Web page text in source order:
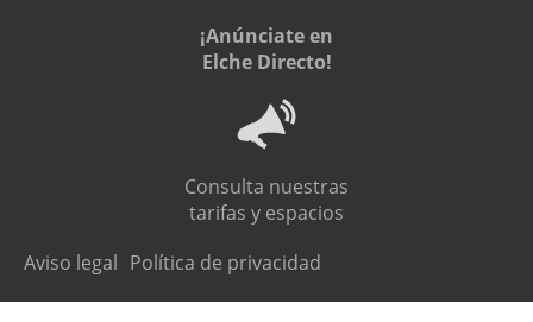
¡Anúnciate en
Elche Directo!
Consulta nuestras
tarifas y espacios
Aviso legal Política de privacidad